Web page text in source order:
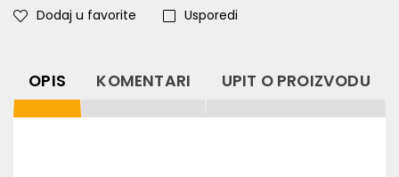
Dodaj u favorite Usporedi
OPIS KOMENTARI UPIT O PROIZVODU